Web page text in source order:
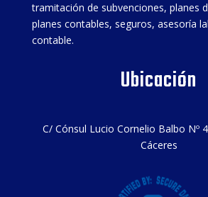
tramitación de subvenciones, planes
planes contables, seguros, asesoría
contable.
Ubicación
C/ Cónsul Lucio Cornelio Balbo Nº
Cáceres